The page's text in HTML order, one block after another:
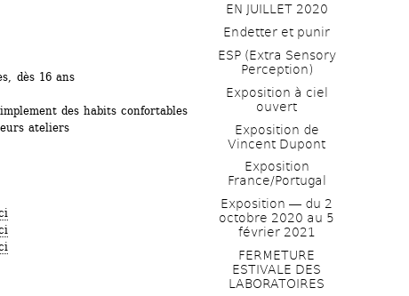
dès 16 ans
des habits confortables
ateliers
EN JUILLET 2020
Endetter et punir
ESP (Extra Sensory
Perception)
Exposition à ciel
ouvert
Exposition de
Vincent Dupont
Exposition
France/Portugal
Exposition ― du 2
octobre 2020 au 5
février 2021
FERMETURE
ESTIVALE DES
LABORATOIRES